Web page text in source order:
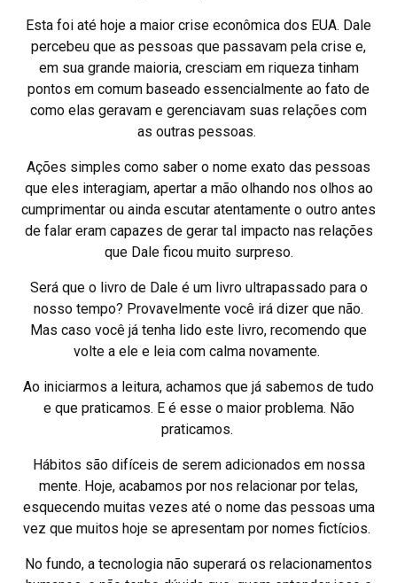
Esta foi até hoje a maior crise econômica dos EUA. Dale
percebeu que as pessoas que passavam pela crise e,
em sua grande maioria, cresciam em riqueza tinham
pontos em comum baseado essencialmente ao fato de
como elas geravam e gerenciavam suas relações com
as outras pessoas.
Ações simples como saber o nome exato das pessoas
que eles interagiam, apertar a mão olhando nos olhos ao
cumprimentar ou ainda escutar atentamente o outro antes
de falar eram capazes de gerar tal impacto nas relações
que Dale ficou muito surpreso.
Será que o livro de Dale é um livro ultrapassado para o
nosso tempo? Provavelmente você irá dizer que não.
Mas caso você já tenha lido este livro, recomendo que
volte a ele e leia com calma novamente.
Ao iniciarmos a leitura, achamos que já sabemos de tudo
e que praticamos. E é esse o maior problema. Não
praticamos.
Hábitos são difíceis de serem adicionados em nossa
mente. Hoje, acabamos por nos relacionar por telas,
esquecendo muitas vezes até o nome das pessoas uma
vez que muitos hoje se apresentam por nomes fictícios.
No fundo, a tecnologia não superará os relacionamentos